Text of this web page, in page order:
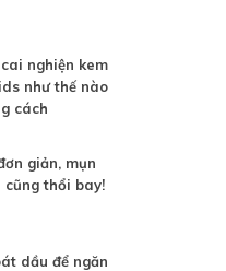
nghiện kem
như thế nào
cách
giản, mụn
cũng thổi bay!
dầu để ngăn